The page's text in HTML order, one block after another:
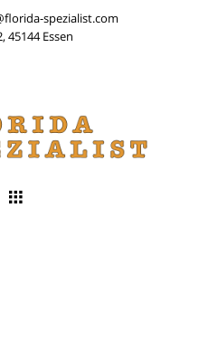
spezialist.com
45144 Essen